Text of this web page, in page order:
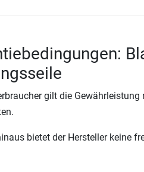
gilt die
bietet der Hersteller keine